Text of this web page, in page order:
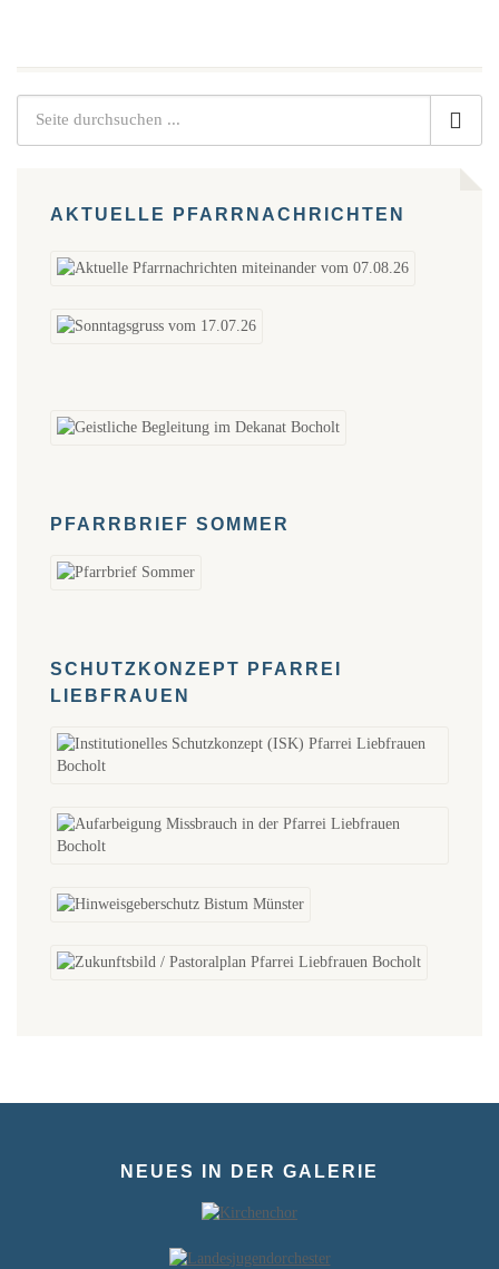
AKTUELLE PFARRNACHRICHTEN
PFARRBRIEF SOMMER
SCHUTZKONZEPT PFARREI
LIEBFRAUEN
NEUES IN DER GALERIE